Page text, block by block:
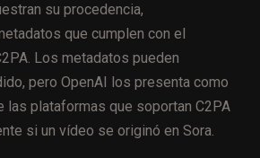
su procedencia,
que cumplen con el
Los metadatos pueden
pero OpenAI los presenta como
las plataformas que soportan C2PA
si un vídeo se originó en Sora.